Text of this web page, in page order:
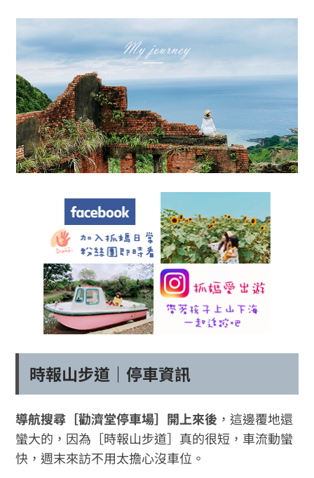
時報山步道｜停車資訊
導航搜尋［勸濟堂停車場］開上來後 ，這邊覆地還
蠻大的，因為［時報山步道］真的很短，車流動蠻
快，週末來訪不用太擔心沒車位。